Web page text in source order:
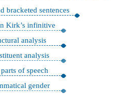
bracketed sentences
Kirk’s infinitive
analysis
analysis
of speech
gender